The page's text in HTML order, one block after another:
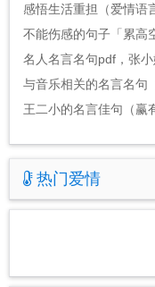
感悟生活重担（爱情语
不能伤感的句子「累高
名人名言名句pdf，张
与音乐相关的名言名句
王二小的名言佳句（赢
热门爱情